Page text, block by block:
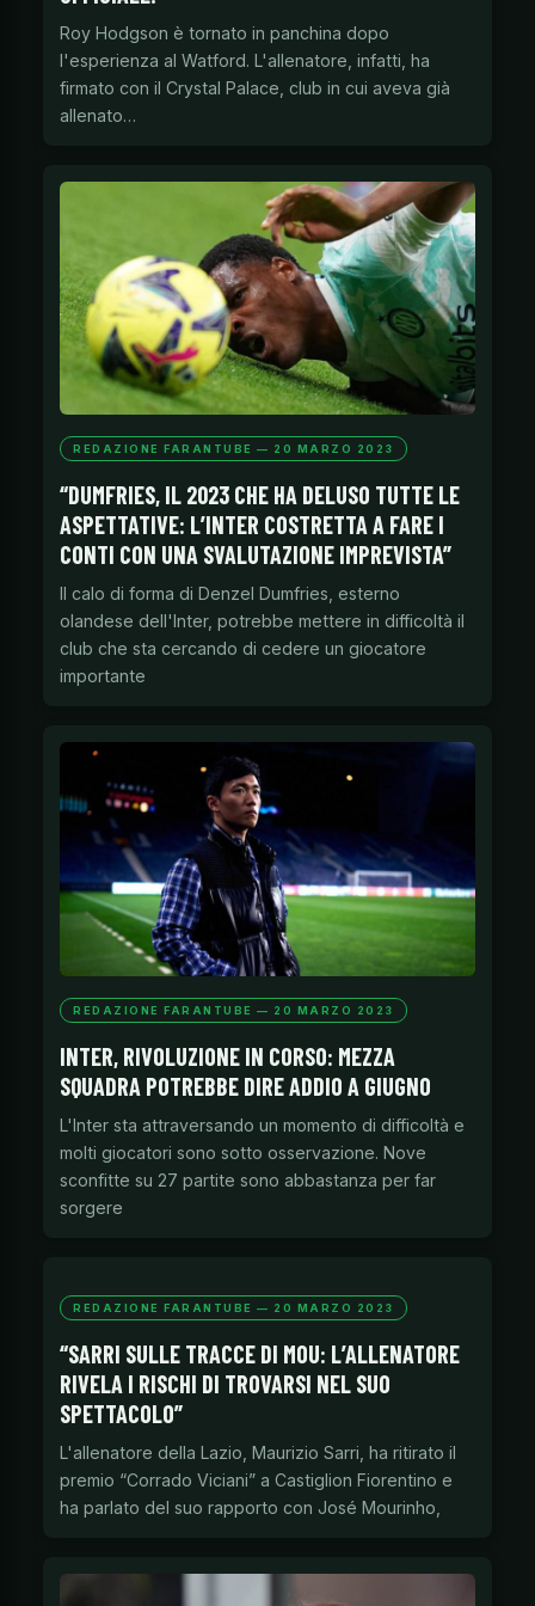
Roy Hodgson è tornato in panchina dopo
l'esperienza al Watford. L'allenatore, infatti, ha
firmato con il Crystal Palace, club in cui aveva già
allenato…
REDAZIONE FARANTUBE — 20 MARZO 2023
“DUMFRIES, IL 2023 CHE HA DELUSO TUTTE LE
ASPETTATIVE: L’INTER COSTRETTA A FARE I
CONTI CON UNA SVALUTAZIONE IMPREVISTA”
Il calo di forma di Denzel Dumfries, esterno
olandese dell'Inter, potrebbe mettere in difficoltà il
club che sta cercando di cedere un giocatore
importante
REDAZIONE FARANTUBE — 20 MARZO 2023
INTER, RIVOLUZIONE IN CORSO: MEZZA
SQUADRA POTREBBE DIRE ADDIO A GIUGNO
L'Inter sta attraversando un momento di difficoltà e
molti giocatori sono sotto osservazione. Nove
sconfitte su 27 partite sono abbastanza per far
sorgere
REDAZIONE FARANTUBE — 20 MARZO 2023
“SARRI SULLE TRACCE DI MOU: L’ALLENATORE
RIVELA I RISCHI DI TROVARSI NEL SUO
SPETTACOLO”
L'allenatore della Lazio, Maurizio Sarri, ha ritirato il
premio “Corrado Viciani” a Castiglion Fiorentino e
ha parlato del suo rapporto con José Mourinho,